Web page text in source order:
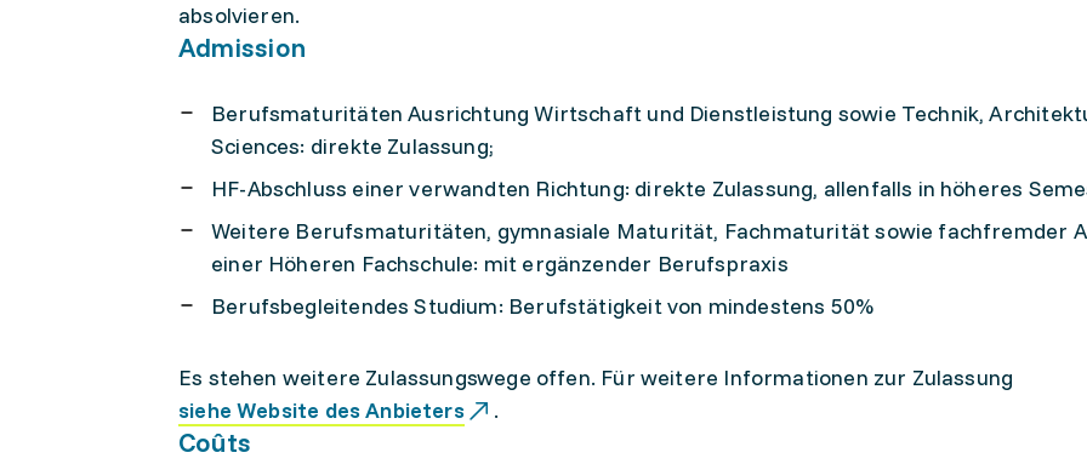
absolvieren.
Admission
Berufsmaturitäten Ausrichtung Wirtschaft und Dienstleistung sowie Technik,
Sciences: direkte Zulassung;
HF-Abschluss einer verwandten Richtung: direkte Zulassung, allenfalls in höheres
Weitere Berufsmaturitäten, gymnasiale Maturität, Fachmaturität sowie fachfremder
einer Höheren Fachschule: mit ergänzender Berufspraxis
Berufsbegleitendes Studium: Berufstätigkeit von mindestens 50%
Es stehen weitere Zulassungswege offen. Für weitere Informationen zur Zulassung
siehe Website des Anbieters
.
Coûts